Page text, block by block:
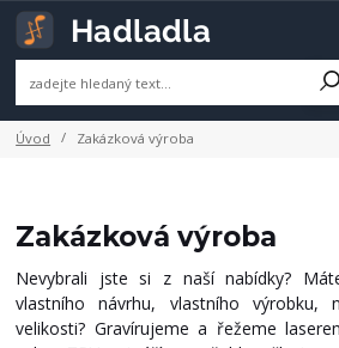
Úvod Zakázková výroba
Zakázková výroba
Nevybrali jste si z naší nabídky?
vlastního návrhu, vlastního výrobku,
velikosti? Gravírujeme a řežeme